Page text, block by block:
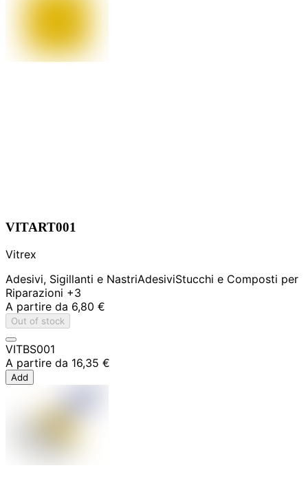
VITART001
Vitrex
Adesivi, Sigillanti e NastriAdesiviStucchi e Composti per
Riparazioni +3
A partire da 6,80 €
Out of stock
VITBS001
A partire da 16,35 €
Add